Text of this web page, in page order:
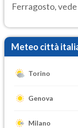
Ferragosto,
Meteo città
Torino
Genova
Milano